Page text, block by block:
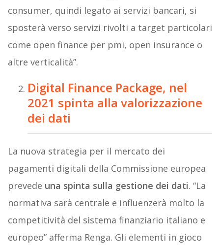
consumer, quindi legato ai servizi bancari, si
sposterà verso servizi rivolti a target particolari
come open finance per pmi, open insurance o
altre verticalità”.
Digital Finance Package, nel
2021 spinta alla valorizzazione
dei dati
La nuova strategia per il mercato dei
pagamenti digitali della Commissione europea
prevede una spinta sulla gestione dei dati. “La
normativa sarà centrale e influenzerà molto la
competitività del sistema finanziario italiano e
europeo” afferma Renga. Gli elementi in gioco